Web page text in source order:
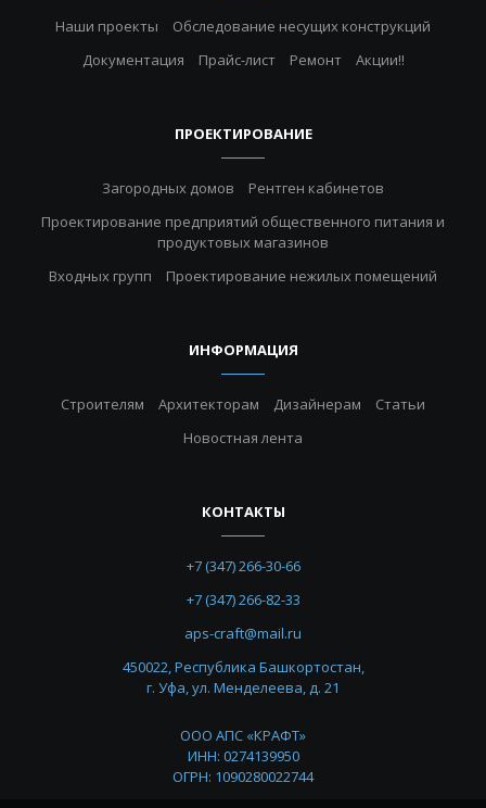
Наши проекты
Обследование несущих конструкций
Документация
Прайс-лист Ремонт Акции!!
ПРОЕКТИРОВАНИЕ
Загородных домов
Рентген кабинетов
Проектирование предприятий общественного питания и
продуктовых магазинов
Входных групп
Проектирование нежилых помещений
ИНФОРМАЦИЯ
Строителям Архитекторам Дизайнерам
Статьи
Новостная лента
КОНТАКТЫ
+7 (347) 266-30-66
+7 (347) 266-82-33
aps-craft@mail.ru
450022, Республика Башкортостан,
г. Уфа, ул. Менделеева, д. 21
ООО АПС «КРАФТ»
ИНН: 0274139950
ОГРН: 1090280022744